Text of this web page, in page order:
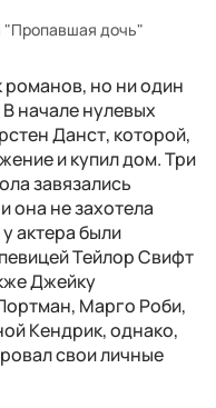
"Пропавшая дочь"
но ни один
начале нулевых
Данст, которой,
и купил дом. Три
завязались
она не захотела
актера были
Тейлор Свифт
Джейку
Марго Роби,
Кендрик, однако,
свои личные